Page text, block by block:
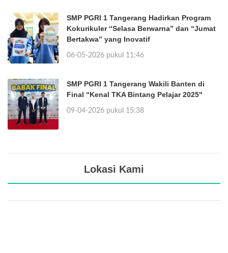
SMP PGRI 1 Tangerang Hadirkan Program
Kokurikuler “Selasa Berwarna” dan “Jumat
Bertakwa” yang Inovatif
06-05-2026 pukul 11:46
SMP PGRI 1 Tangerang Wakili Banten di
Final “Kenal TKA Bintang Pelajar 2025"
09-04-2026 pukul 15:38
Lokasi Kami